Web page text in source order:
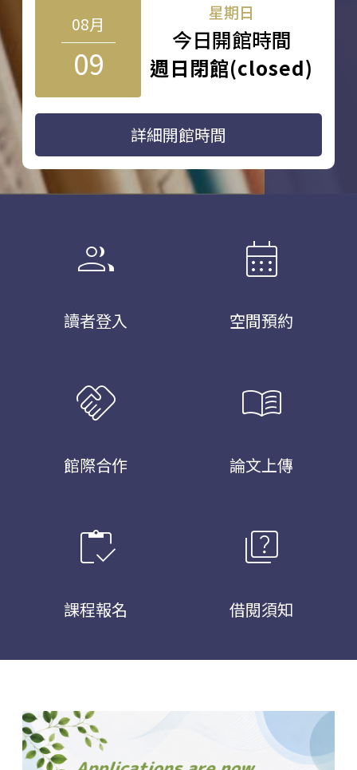
08月
09
星期日
今日開館時間
週日閉館(closed)
詳細開館時間
group
讀者登入
calendar_month
空間預約
handshake
館際合作
menu_book
論文上傳
inventory
課程報名
quiz
借閱須知